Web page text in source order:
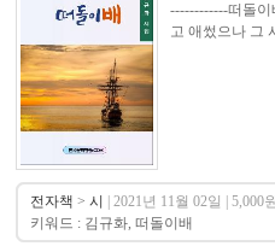
------------떠돌
고 애썼으나 그
전자책 > 시 | 2021년 11월 02일 | 5,000
키워드 : 김규화, 떠돌이배